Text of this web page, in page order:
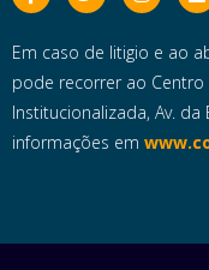
Em caso de litigio e ao
pode recorrer ao Centro
Institucionalizada, Av.
informações em